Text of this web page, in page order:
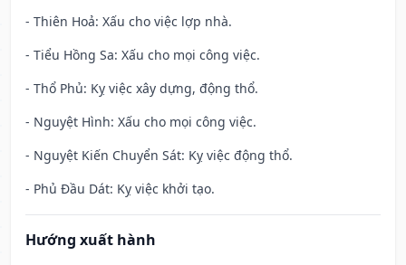
- Thiên Hoả: Xấu cho việc lợp nhà.
- Tiểu Hồng Sa: Xấu cho mọi công việc.
- Thổ Phủ: Kỵ việc xây dựng, động thổ.
- Nguyệt Hình: Xấu cho mọi công việc.
- Nguyệt Kiến Chuyển Sát: Kỵ việc động thổ.
- Phủ Đầu Dát: Kỵ việc khởi tạo.
Hướng xuất hành